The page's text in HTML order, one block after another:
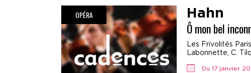
OPÉRA Hahn
Ô mon bel
Les Frivolités
Labonnette, C.
Du 17 janvier